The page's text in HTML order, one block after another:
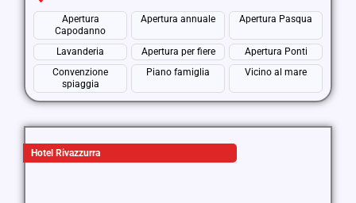
Apertura
Capodanno
Apertura annuale Apertura Pasqua
Lavanderia Apertura per fiere
Apertura Ponti
Convenzione
spiaggia
Piano famiglia Vicino al mare
Hotel Rivazzurra